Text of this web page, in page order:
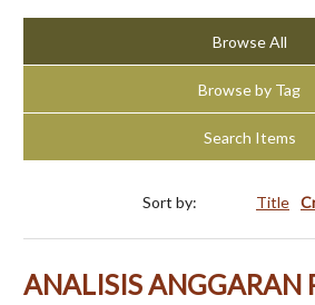
Browse All
Browse by Tag
Search Items
Sort by: Title
ANALISIS ANGGARAN